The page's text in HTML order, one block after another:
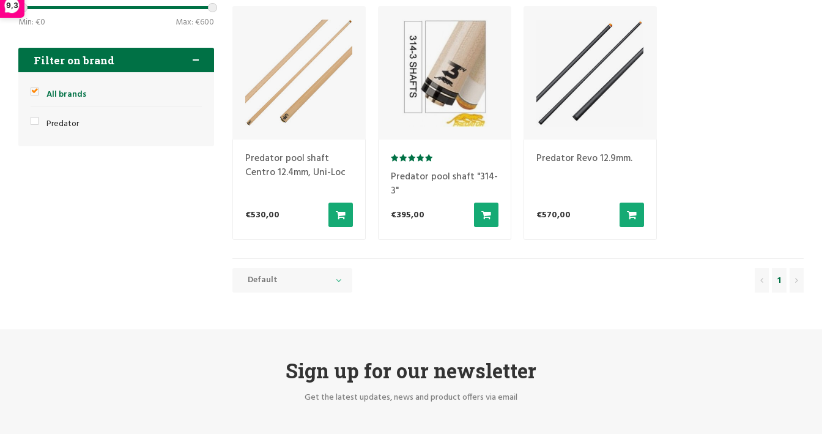
9,3
Min: €0 Max: €600
Filter on brand
All brands
Predator
Predator pool shaft
Centro 12.4mm, Uni-Loc
€530,00
Predator pool shaft "314-
3"
€395,00
Predator Revo 12.9mm.
€570,00
Default 1
Sign up for our newsletter
Get the latest updates, news and product offers via email